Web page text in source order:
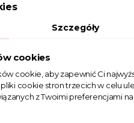
Szczegóły
cookies
cookie, aby zapewnić Ci
cookie stron trzecich w celu
z Twoimi preferencjami